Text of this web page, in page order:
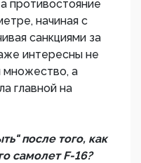
противостояние
начиная с
санкциями за
интересны не
множество, а
главной на
после того, как
самолет F-16?